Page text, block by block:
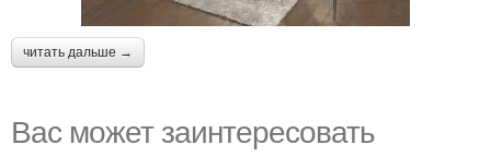
читать дальше →
Вас может заинтересовать